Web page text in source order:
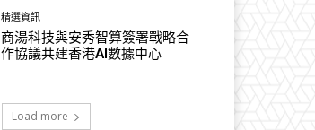
精選資訊
商湯科技與安秀智算簽署戰略合
作協議共建香港AI數據中心
Load more